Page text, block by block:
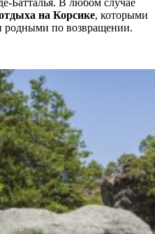
на Корсике, которыми
родными по возвращении.